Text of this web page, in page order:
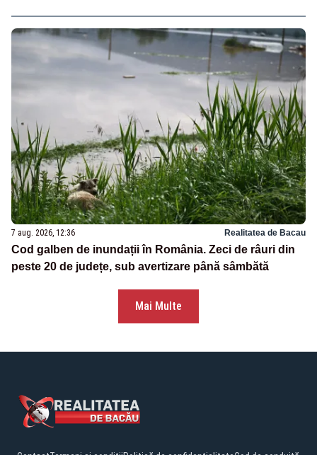
7 aug. 2026, 12:36 Realitatea de Bacau
Cod galben de inundații în România. Zeci de râuri din
peste 20 de județe, sub avertizare până sâmbătă
Mai Multe